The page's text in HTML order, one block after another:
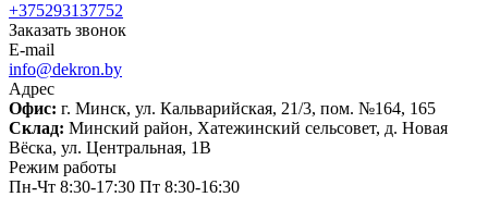
+375293137752
Заказать звонок
E-mail
info@dekron.by
Адрес
Офис: г. Минск, ул. Кальварийская, 21/3, пом. №164, 165
Склад: Минский район, Хатежинский сельсовет, д. Новая
Вёска, ул. Центральная, 1В
Режим работы
Пн-Чт 8:30-17:30 Пт 8:30-16:30